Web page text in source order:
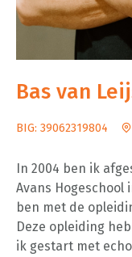
Bas van
BIG: 39062319804
In 2004 ben ik
Avans
ben met de
Deze opleiding
ik gestart met